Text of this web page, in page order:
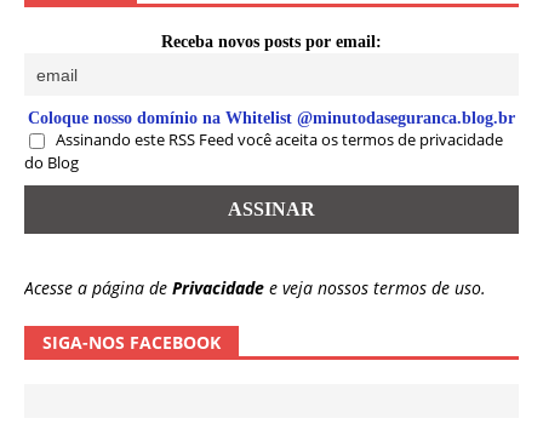
Receba novos posts por email:
Coloque nosso domínio na Whitelist @minutodaseguranca.blog.br
Assinando este RSS Feed você aceita os termos de privacidade
do Blog
Acesse a página de Privacidade e veja nossos termos de uso.
SIGA-NOS FACEBOOK